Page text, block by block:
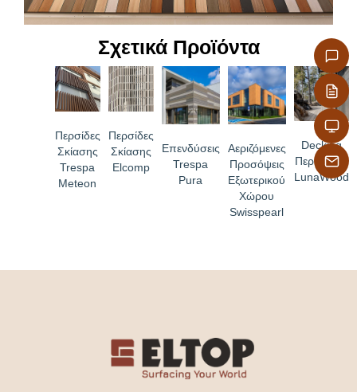
Χαρακτηριστικά
Πλούσια γκάμα χρωμάτων και επιφανειών
Διάφορα format διαστάσεων φύλλου για
ελαχιστοποίηση της φύρας κοπής
Προστασία από την υπεριώδη ακτινοβολία & τις
καιρικές συνθήκες, δεν αποχρωματίζονται
Ισχυρή μηχανική αντοχή έναντι κρούσεων, τάσεων,
χημικών και περιβαλλοντικών επιδράσεων, δεν
φθείρονται, δεν σαπίζουν, έχουν ισχυρή ανθεκτικότητα
Χημικές ιδιότητες αμετάβλητες σε δοκιμές στους 180ºC
Χαμηλός στατικός ηλεκτρισμός με αποτέλεσμα να μην
ευνοεί το επικάθισμα σκόνης.
Σχετικά Προϊόντα
Περσίδες
Σκίασης
Trespa
Meteon
Περσίδες
Σκίασης
Elcomp
Επενδύσεις
Trespa
Pura
Αεριζόμενες
Προσόψεις
Εξωτερικού
Χώρου
Swisspearl
Decking
Περίφραξη
LunaWood